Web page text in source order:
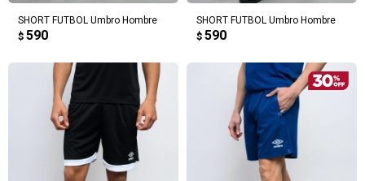
SHORT FUTBOL Umbro Hombre
$ 590
SHORT FUTBOL Umbro Hombre
$ 590